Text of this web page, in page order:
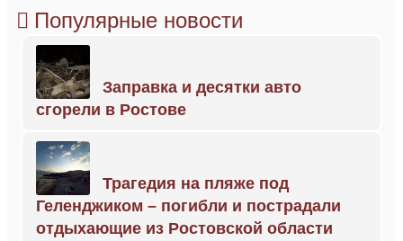
Популярные новости
Заправка и десятки авто
сгорели в Ростове
Трагедия на пляже под
Геленджиком – погибли и пострадали
отдыхающие из Ростовской области